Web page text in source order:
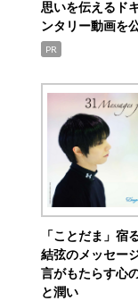
思いを伝えるド
ンタリー動画を
PR
「ことだま」宿
結弦のメッセー
言がもたらす心
と潤い